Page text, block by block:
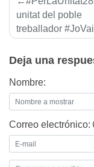
de
entradas
unitat del poble
treballador
Deja una
Nombre:
Correo electrónico: